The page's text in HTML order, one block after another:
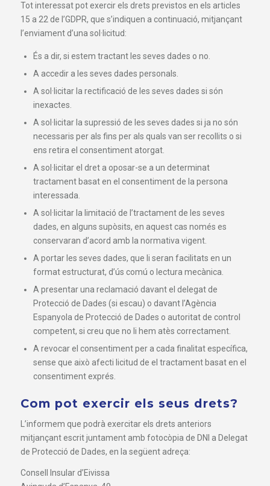
Tot interessat pot exercir els drets previstos en els articles
15 a 22 de l’GDPR, que s’indiquen a continuació, mitjançant
l’enviament d’una sol·licitud:
És a dir, si estem tractant les seves dades o no.
A accedir a les seves dades personals.
A sol·licitar la rectificació de les seves dades si són
inexactes.
A sol·licitar la supressió de les seves dades si ja no són
necessaris per als fins per als quals van ser recollits o si
ens retira el consentiment atorgat.
A sol·licitar el dret a oposar-se a un determinat
tractament basat en el consentiment de la persona
interessada.
A sol·licitar la limitació de l’tractament de les seves
dades, en alguns supòsits, en aquest cas només es
conservaran d’acord amb la normativa vigent.
A portar les seves dades, que li seran facilitats en un
format estructurat, d’ús comú o lectura mecànica.
A presentar una reclamació davant el delegat de
Protecció de Dades (si escau) o davant l’Agència
Espanyola de Protecció de Dades o autoritat de control
competent, si creu que no li hem atès correctament.
A revocar el consentiment per a cada finalitat específica,
sense que això afecti licitud de el tractament basat en el
consentiment exprés.
Com pot exercir els seus drets?
L’informem que podrà exercitar els drets anteriors
mitjançant escrit juntament amb fotocòpia de DNI a Delegat
de Protecció de Dades, en la següent adreça:
Consell Insular d’Eivissa